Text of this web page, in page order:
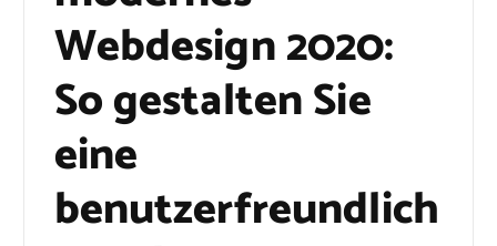
Webdesign 2020:
So gestalten Sie
eine
benutzerfreundlich